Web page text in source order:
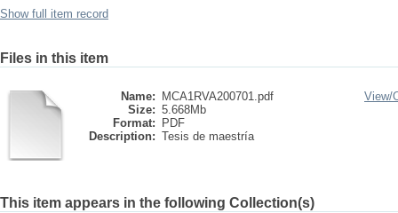
Show full item record
Files in this item
Name:
MCA1RVA200701.pdf
Size: 5.668Mb
Format:
PDF
Description: Tesis de maestría
View/
This item appears in the following Collection(s)